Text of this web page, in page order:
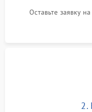
Оставьте заявку
2.